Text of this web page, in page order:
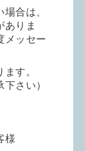
合は、
ありま
メッセー
す。
さい）
様